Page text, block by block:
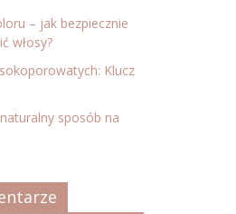
– jak bezpiecznie
włosy?
Klucz
sposób na